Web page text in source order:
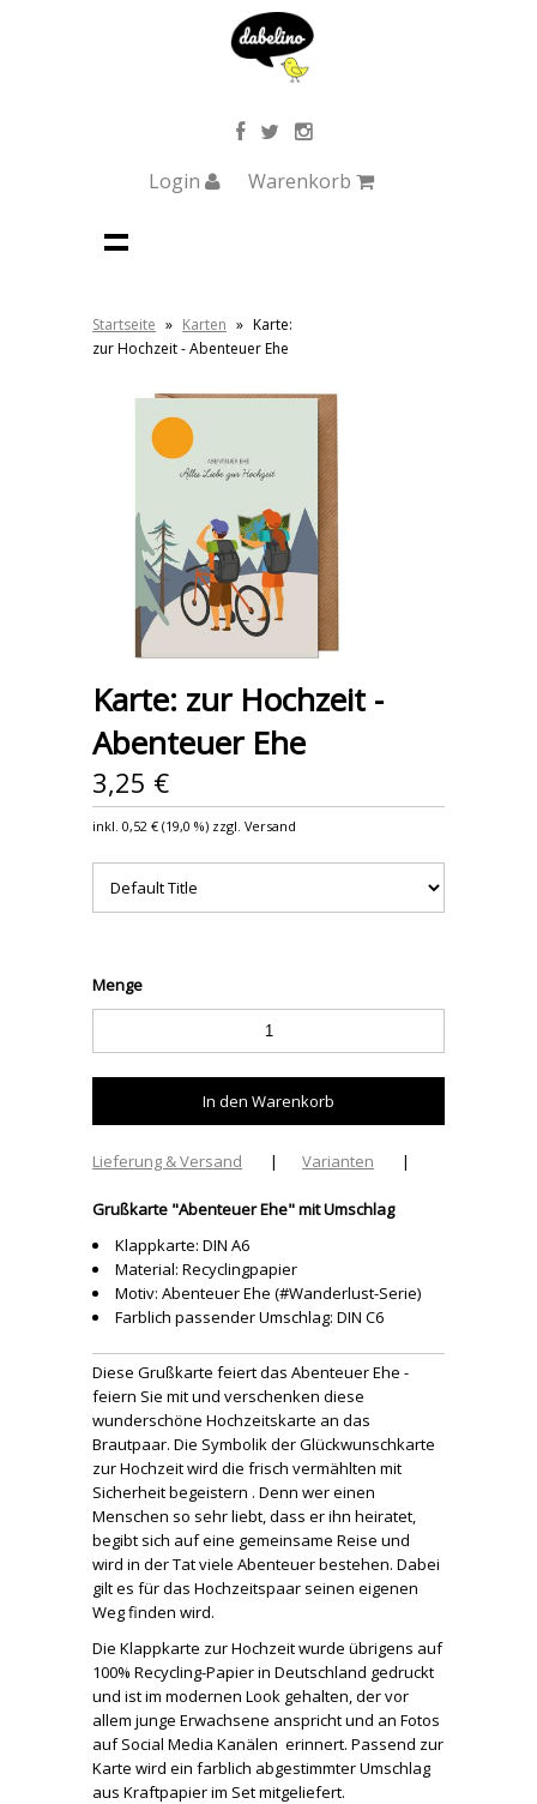
Login Warenkorb
Startseite » Karten » Karte:
zur Hochzeit - Abenteuer Ehe
Karte: zur Hochzeit -
Abenteuer Ehe
3,25 €
inkl.0,52 € (19,0 %) zzgl. Versand
Menge
Lieferung & Versand | Varianten |
Grußkarte "Abenteuer Ehe" mit Umschlag
Klappkarte: DIN A6
Material: Recyclingpapier
Motiv: Abenteuer Ehe (#Wanderlust-Serie)
Farblich passender Umschlag: DIN C6
Diese Grußkarte feiert das Abenteuer Ehe -
feiern Sie mit und verschenken diese
wunderschöne Hochzeitskarte an das
Brautpaar. Die Symbolik der Glückwunschkarte
zur Hochzeit wird die frisch vermählten mit
Sicherheit begeistern . Denn wer einen
Menschen so sehr liebt, dass er ihn heiratet,
begibt sich auf eine gemeinsame Reise und
wird in der Tat viele Abenteuer bestehen. Dabei
gilt es für das Hochzeitspaar seinen eigenen
Weg finden wird.
Die Klappkarte zur Hochzeit wurde übrigens auf
100% Recycling-Papier in Deutschland gedruckt
und ist im modernen Look gehalten, der vor
allem junge Erwachsene anspricht und an Fotos
auf Social Media Kanälen erinnert. Passend zur
Karte wird ein farblich abgestimmter Umschlag
aus Kraftpapier im Set mitgeliefert.